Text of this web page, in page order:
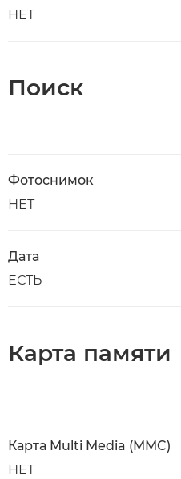
НЕТ
Поиск
Фотоснимок
НЕТ
Дата
ЕСТЬ
Карта памяти
Карта Multi Media (MMC)
НЕТ